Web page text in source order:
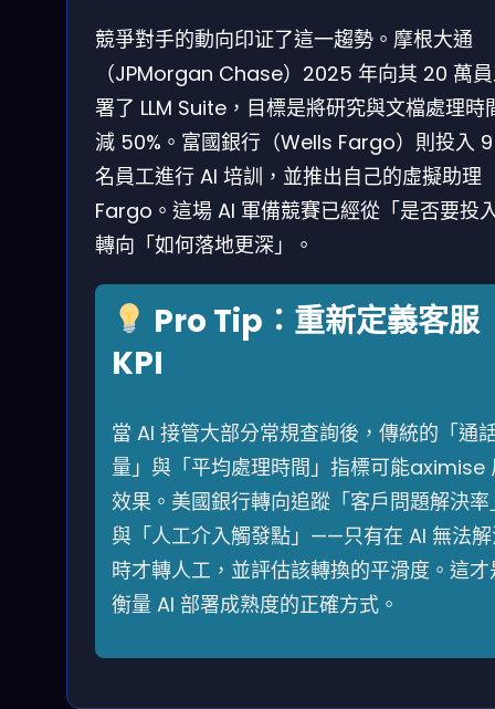
競爭對手的動向印证了這一趨勢。摩根大通
（JPMorgan Chase）2025 年向其 20 萬
署了 LLM Suite，目標是將研究與文檔處理時
減 50%。富國銀行（Wells Fargo）則投入
名員工進行 AI 培訓，並推出自己的虛擬助理
Fargo。這場 AI 軍備競賽已經從「是否要投
轉向「如何落地更深」。
Pro Tip：重新定義客服
KPI
當 AI 接管大部分常規查詢後，傳統的「通
量」與「平均處理時間」指標可能aximise
效果。美國銀行轉向追蹤「客戶問題解決率
與「人工介入觸發點」——只有在 AI 無法
時才轉人工，並評估該轉換的平滑度。這才
衡量 AI 部署成熟度的正確方式。